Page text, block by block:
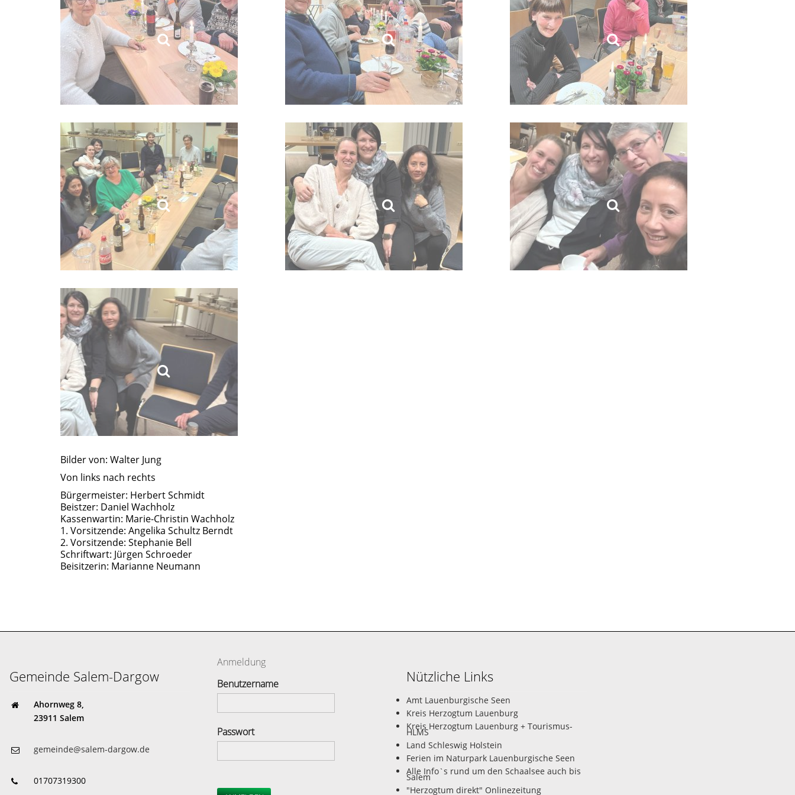
Bilder von: Walter Jung
Von links nach rechts
Bürgermeister: Herbert Schmidt
Beistzer: Daniel Wachholz
Kassenwartin: Marie-Christin Wachholz
1. Vorsitzende: Angelika Schultz Berndt
2. Vorsitzende: Stephanie Bell
Schriftwart: Jürgen Schroeder
Beisitzerin: Marianne Neumann
Gemeinde Salem-Dargow
Ahornweg 8,
23911 Salem
gemeinde@salem-dargow.de
01707319300
Anmeldung
Benutzername
Passwort
Nützliche Links
Amt Lauenburgische Seen
Kreis Herzogtum Lauenburg
Kreis Herzogtum Lauenburg + Tourismus-
HLMS
Land Schleswig Holstein
Ferien im Naturpark Lauenburgische Seen
Alle Info`s rund um den Schaalsee auch bis
Salem
"Herzogtum direkt" Onlinezeitung